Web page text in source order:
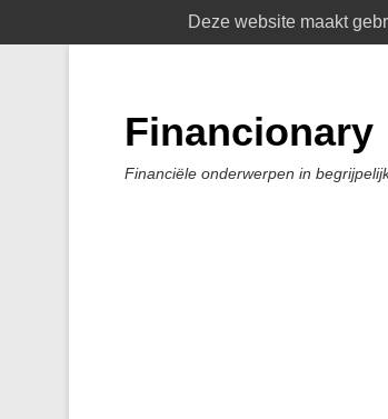
Financionary
Financiële onderwerpen in
Deze website maakt